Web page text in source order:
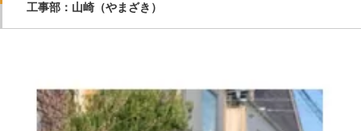
工事部：山崎（やまざき）